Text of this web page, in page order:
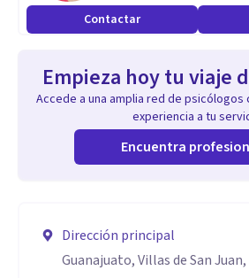
Contactar
Empieza hoy tu viaje
Accede a una amplia red de psicólogos
experiencia a tu
Encuentra
Dirección principal
Guanajuato, Villas de San